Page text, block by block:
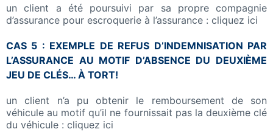
un client a été poursuivi par sa propre compagnie
d’assurance pour escroquerie à l’assurance : cliquez ici
CAS 5 : EXEMPLE DE REFUS D’INDEMNISATION PAR
L’ASSURANCE AU MOTIF D’ABSENCE DU DEUXIÈME
JEU DE CLÉS… À TORT!
un client n’a pu obtenir le remboursement de son
véhicule au motif qu’il ne fournissait pas la deuxième clé
du véhicule : cliquez ici